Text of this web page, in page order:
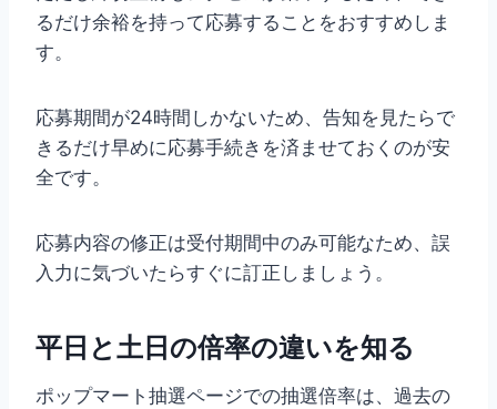
るだけ余裕を持って応募することをおすすめしま
す。
応募期間が24時間しかないため、告知を見たらで
きるだけ早めに応募手続きを済ませておくのが安
全です。
応募内容の修正は受付期間中のみ可能なため、誤
入力に気づいたらすぐに訂正しましょう。
平日と土日の倍率の違いを知る
ポップマート抽選ページでの抽選倍率は、過去の